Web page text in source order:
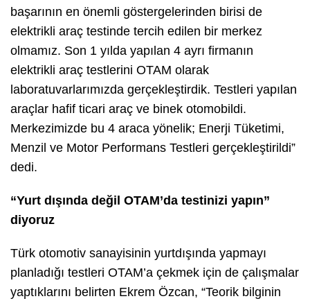
başarının en önemli göstergelerinden birisi de
elektrikli araç testinde tercih edilen bir merkez
olmamız. Son 1 yılda yapılan 4 ayrı firmanın
elektrikli araç testlerini OTAM olarak
laboratuvarlarımızda gerçekleştirdik. Testleri yapılan
araçlar hafif ticari araç ve binek otomobildi.
Merkezimizde bu 4 araca yönelik; Enerji Tüketimi,
Menzil ve Motor Performans Testleri gerçekleştirildi”
dedi.
“Yurt dışında değil OTAM’da testinizi yapın”
diyoruz
Türk otomotiv sanayisinin yurtdışında yapmayı
planladığı testleri OTAM’a çekmek için de çalışmalar
yaptıklarını belirten Ekrem Özcan, “Teorik bilginin